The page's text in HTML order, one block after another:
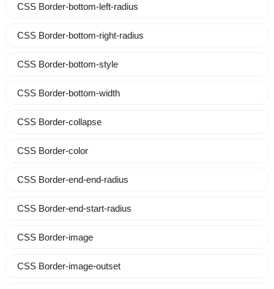
CSS Border-bottom-left-radius
CSS Border-bottom-right-radius
CSS Border-bottom-style
CSS Border-bottom-width
CSS Border-collapse
CSS Border-color
CSS Border-end-end-radius
CSS Border-end-start-radius
CSS Border-image
CSS Border-image-outset